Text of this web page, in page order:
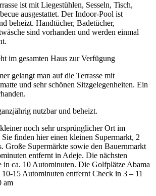
ist mit Liegestühlen, Sesseln, Tisch,
ausgestattet. Der Indoor-Pool ist
beheizt. Handtücher, Badetücher,
sind vorhanden und werden einmal
im gesamten Haus zur Verfügung
gelangt man auf die Terrasse mit
und sehr schönen Sitzgelegenheiten. Ein
nutzbar und beheizt.
noch sehr ursprünglicher Ort im
Sie finden hier einen kleinen Supermarkt, 2
Große Supermärkte sowie den Bauernmarkt
entfernt in Adeje. Die nächsten
in ca. 10 Autominuten. Die Golfplätze Abama
15 Autominuten entfernt Check in 3 – 11
am